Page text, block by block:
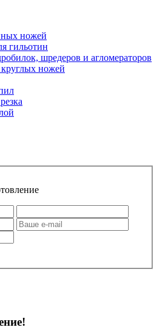
ножей
гильотин
шредеров и агломераторов
ножей